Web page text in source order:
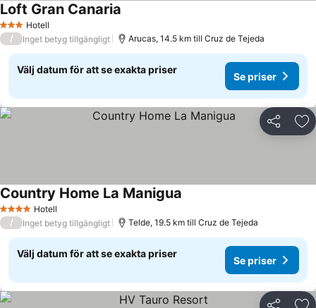
3 StjärnorHotell
Loft Gran Canaria
/ Inget betyg tillgängligt Arucas, 14.5 km till Cruz de Tejeda
Välj datum för att se exakta priser
Se priser
Dela
4 StjärnorHotell
Country Home La Manigua
/ Inget betyg tillgängligt Telde, 19.5 km till Cruz de Tejeda
Välj datum för att se exakta priser
Se priser